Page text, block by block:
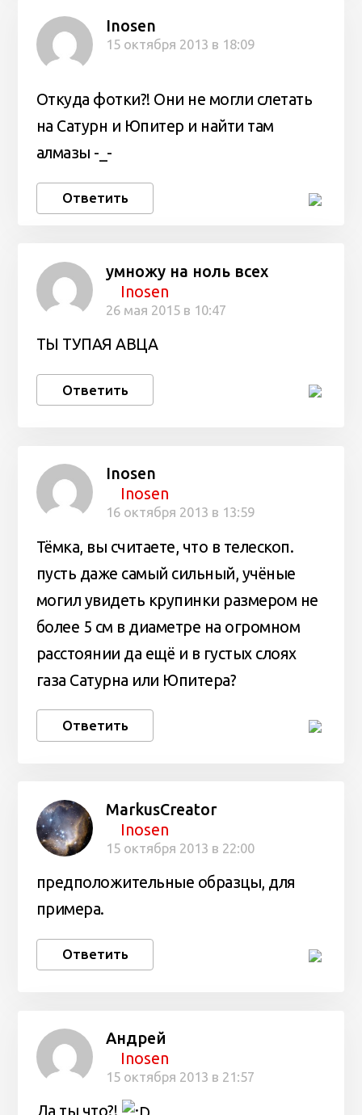
Inosen
15 октября 2013 в 18:09
Откуда фотки?! Они не могли слетать
на Сатурн и Юпитер и найти там
алмазы -_-
Ответить
умножу на ноль всех
Inosen
26 мая 2015 в 10:47
ТЫ ТУПАЯ АВЦА
Ответить
Inosen
Inosen
16 октября 2013 в 13:59
Тёмка, вы считаете, что в телескоп.
пусть даже самый сильный, учёные
могил увидеть крупинки размером не
более 5 см в диаметре на огромном
расстоянии да ещё и в густых слоях
газа Сатурна или Юпитера?
Ответить
MarkusCreator
Inosen
15 октября 2013 в 22:00
предположительные образцы, для
примера.
Ответить
Андрей
Inosen
15 октября 2013 в 21:57
Да ты что?!